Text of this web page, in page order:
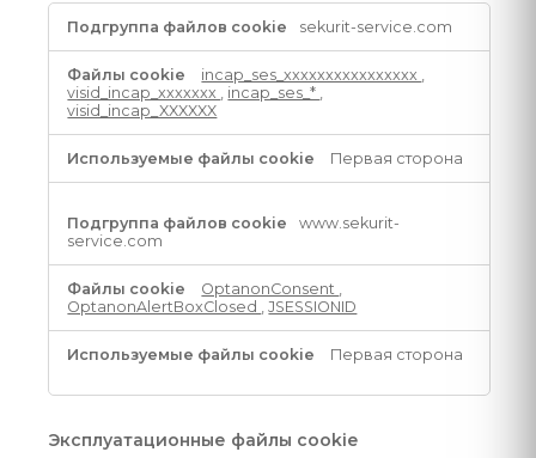
Строго
необходимые
файлы
cookie
sekurit-service.com
incap_ses_xxxxxxxxxxxxxxxx
visid_incap_xxxxxxx
incap_ses_*
visid_incap_XXXXXX
Первая сторона
www.sekurit-
service.com
OptanonConsent
OptanonAlertBoxClosed
,JSESSIONID
Первая сторона
Эксплуатационные файлы cookie